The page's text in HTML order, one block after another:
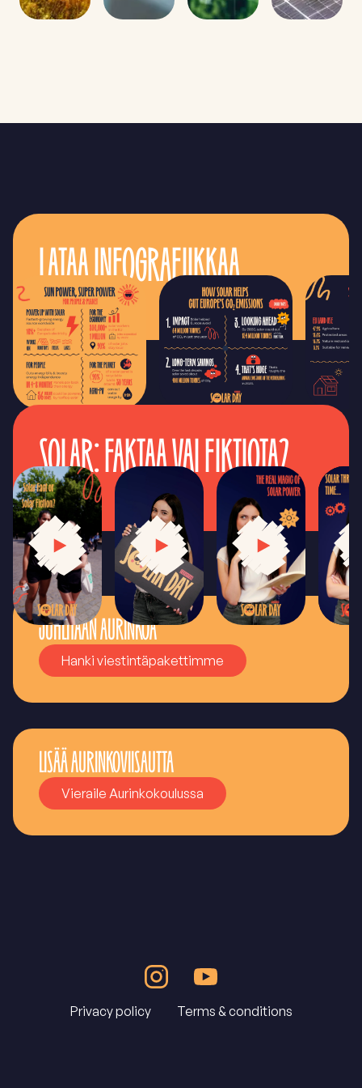
LATAA INFOGRAFIIKKAA
SOLAR: FAKTAA VAI FIKTIOTA?
JUHLITAAN AURINKOA
Hanki viestintäpakettimme
LISÄÄ AURINKOVIISAUTTA
Vieraile Aurinkokoulussa
Privacy policy Terms & conditions